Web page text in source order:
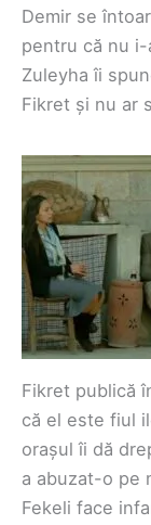
Demir se
pentru că nu i-
Zuleyha îi
Fikret și nu ar
Fikret publică
că el este fiul
orașul îi dă
a abuzat-o pe
Fekeli face